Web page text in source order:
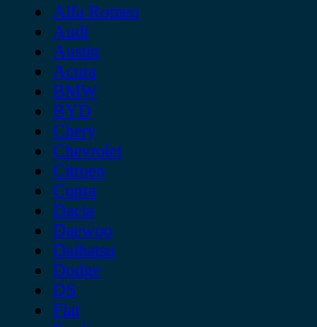
Alfa Romeo
Audi
Austin
Acura
BMW
BYD
Chery
Chevrolet
Citroen
Cupra
Dacia
Daewoo
Daihatsu
Dodge
DS
Fiat